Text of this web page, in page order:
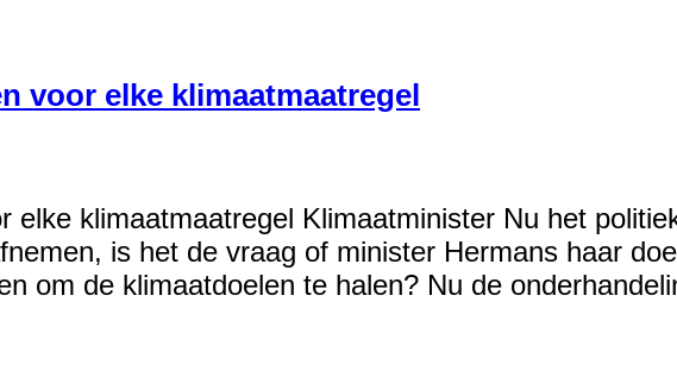
voor elke klimaatmaatregel
elke klimaatmaatregel Klimaatminister Nu het
is het de vraag of minister Hermans haar
om de klimaatdoelen te halen? Nu de